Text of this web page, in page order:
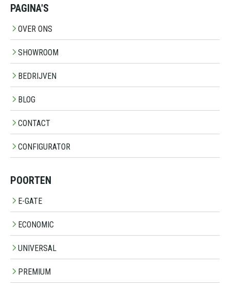
PAGINA'S
OVER ONS
SHOWROOM
BEDRIJVEN
BLOG
CONTACT
CONFIGURATOR
POORTEN
E-GATE
ECONOMIC
UNIVERSAL
PREMIUM